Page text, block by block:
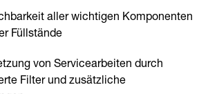
aller wichtigen Komponenten
Füllstände
von Servicearbeiten durch
Filter und zusätzliche